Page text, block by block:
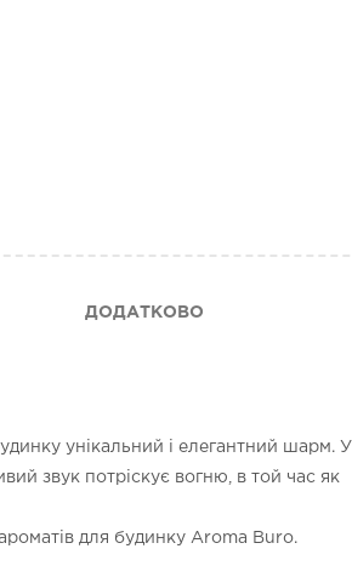
ДОДАТКОВО
унікальний і елегантний шарм. У
звук потріскує вогню, в той час як
для будинку Aroma Buro.